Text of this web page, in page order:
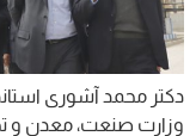
دکتر محمد آشوری
وزارت صنعت، معدن و